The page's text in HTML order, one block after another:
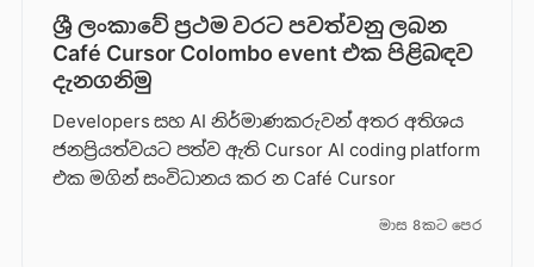
ශ්‍රී ලංකාවේ ප්‍රථම වරට පවත්වනු ලබන
Café Cursor Colombo event එක පිළිබඳව
දැනගනිමු
Developers සහ AI නිර්මාණකරුවන් අතර අතිශය
ජනප්‍රියත්වයට පත්ව ඇති Cursor AI coding platform
එක මගින් සංවිධානය කර න Café Cursor
මාස 8කට පෙර